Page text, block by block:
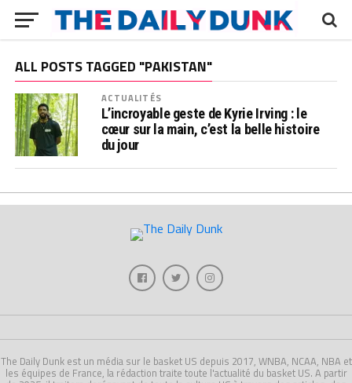
ALL POSTS TAGGED "PAKISTAN"
ACTUALITÉS
L’incroyable geste de Kyrie Irving : le
cœur sur la main, c’est la belle histoire
du jour
The Daily Dunk est un média sur le basket US depuis 2017, WNBA, NCAA, NBA et
les équipes de France, la rédaction traite toute l'actualité du basket US. A partir